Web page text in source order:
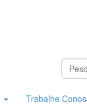
Trabalhe